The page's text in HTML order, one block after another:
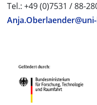
Tel.: +49 (0)7531 / 88-